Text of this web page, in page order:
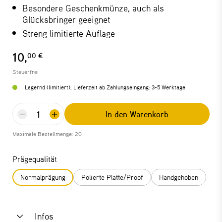
Besondere Geschenkmünze, auch als
Glücksbringer geeignet
Streng limitierte Auflage
10,00 €
Steuerfrei
Lagernd (limitiert), Lieferzeit ab Zahlungseingang: 3-5 Werktage
In den Warenkorb
Maximale Bestellmenge: 20
Prägequalität
Normalprägung Polierte Platte/Proof Handgehoben
Infos